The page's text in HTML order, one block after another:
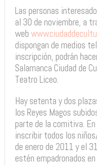
Las personas
al 30 de noviembre, a
web
dispongan de medios
inscripción, podrán
Salamanca Ciudad de
Teatro Liceo.
Hay setenta y dos
los Reyes Magos
parte de la comitiva.
inscribir todos los
de enero de 2011 y el
estén empadronados